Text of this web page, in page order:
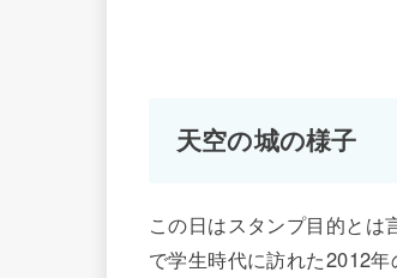
天空の城の様子
この日はスタンプ目的と
で学生時代に訪れた2012年